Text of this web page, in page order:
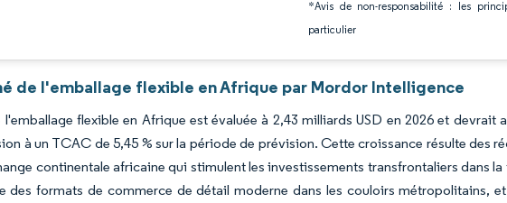
*Avis de non-responsabilité : les
particulier
de l'emballage flexible en Afrique par Mordor Intelligence
flexible en Afrique est évaluée à 2,43 milliards USD en 2026 et devrait
à un TCAC de 5,45 % sur la période de prévision. Cette croissance résulte des
continentale africaine qui stimulent les investissements transfrontaliers dans
des formats de commerce de détail moderne dans les couloirs métropolitains,